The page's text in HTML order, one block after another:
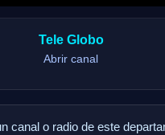
Tele Globo
Abrir canal
canal o radio de este